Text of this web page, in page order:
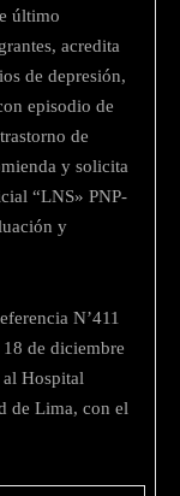
último
acredita
de depresión,
episodio de
de
y solicita
“LNS» PNP-
y
N’411
de diciembre
Hospital
de Lima, con el